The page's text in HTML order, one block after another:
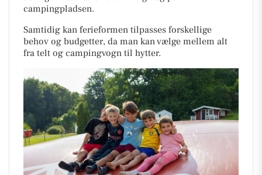
campingpladsen.
Samtidig kan ferieformen tilpasses forskellige
behov og budgetter, da man kan vælge mellem alt
fra telt og campingvogn til hytter.